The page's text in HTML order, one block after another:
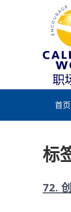
首页
标
72.